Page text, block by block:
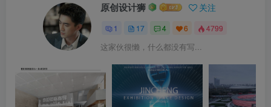
原创设计狮 关注
1 17 4 6 4799
这家伙很懒，什么都没有写...